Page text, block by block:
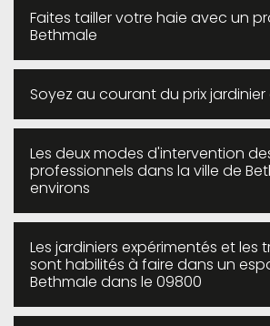
Faites tailler votre haie avec un
Bethmale
Soyez au courant du prix
Les deux modes d'intervention
professionnels dans la ville de
environs
Les jardiniers expérimentés et les
sont habilités à faire dans un
Bethmale dans le 09800